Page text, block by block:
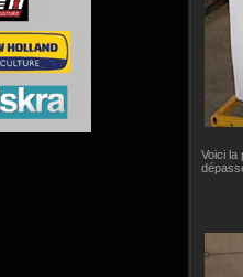
Voici la